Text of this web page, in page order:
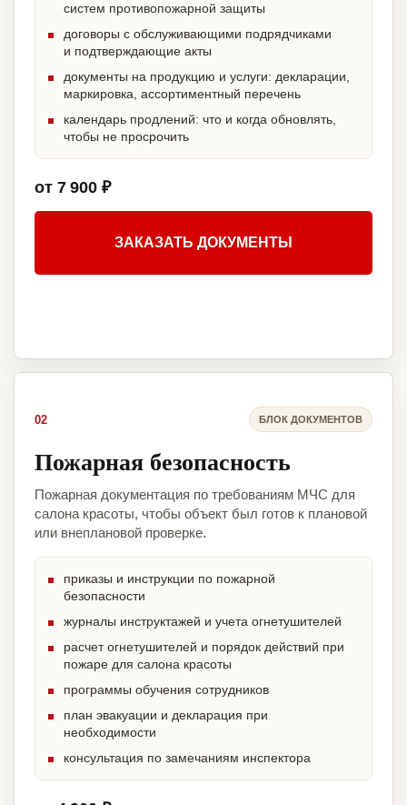
систем противопожарной защиты
договоры с обслуживающими подрядчиками
и подтверждающие акты
документы на продукцию и услуги: декларации,
маркировка, ассортиментный перечень
календарь продлений: что и когда обновлять,
чтобы не просрочить
от 7 900 ₽
ЗАКАЗАТЬ ДОКУМЕНТЫ
02 БЛОК ДОКУМЕНТОВ
Пожарная безопасность
Пожарная документация по требованиям МЧС для
салона красоты, чтобы объект был готов к плановой
или внеплановой проверке.
приказы и инструкции по пожарной
безопасности
журналы инструктажей и учета огнетушителей
расчет огнетушителей и порядок действий при
пожаре для салона красоты
программы обучения сотрудников
план эвакуации и декларация при
необходимости
консультация по замечаниям инспектора